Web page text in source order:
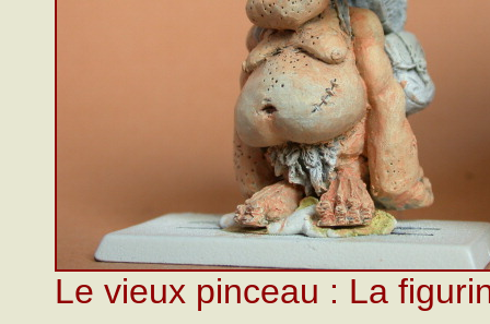
Le vieux pinceau : La